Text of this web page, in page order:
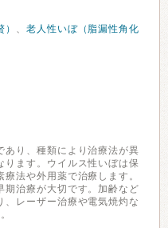
、 老人性いぼ（脂漏性角化
あり、種類により治療法が異
ります。ウイルス性いぼは保
法や外用薬で治療します。
治療が大切です。加齢など
レーザー治療や電気焼灼な